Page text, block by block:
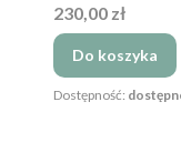
Cena
230,00 zł
Do koszyka
Dostępność: